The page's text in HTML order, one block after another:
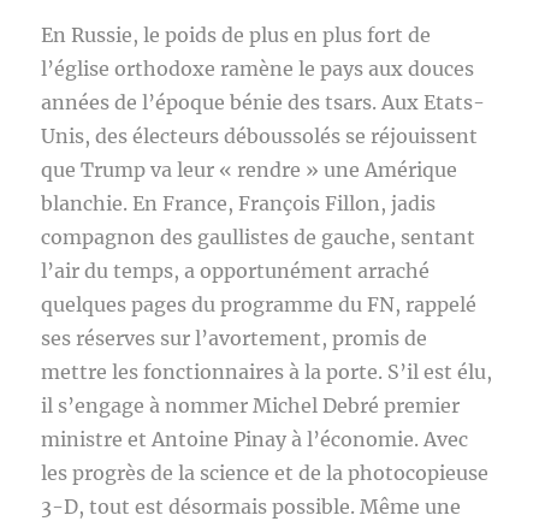
En Russie, le poids de plus en plus fort de
l’église orthodoxe ramène le pays aux douces
années de l’époque bénie des tsars. Aux Etats-
Unis, des électeurs déboussolés se réjouissent
que Trump va leur « rendre » une Amérique
blanchie. En France, François Fillon, jadis
compagnon des gaullistes de gauche, sentant
l’air du temps, a opportunément arraché
quelques pages du programme du FN, rappelé
ses réserves sur l’avortement, promis de
mettre les fonctionnaires à la porte. S’il est élu,
il s’engage à nommer Michel Debré premier
ministre et Antoine Pinay à l’économie. Avec
les progrès de la science et de la photocopieuse
3-D, tout est désormais possible. Même une